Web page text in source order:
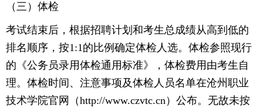
（三）体检
考试结束后，根据招聘计划和考生总成绩从高到低的
排名顺序，按1:1的比例确定体检人选。体检参照现行
的《公务员录用体检通用标准》，体检费用由考生自
理。体检时间、注意事项及体检人员名单在沧州职业
技术学院官网（http://www.czvtc.cn）公布。无故未按